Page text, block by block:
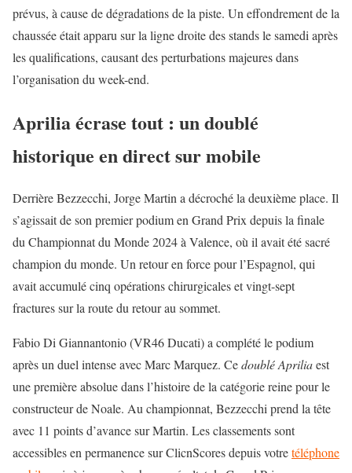
prévus, à cause de dégradations de la piste. Un effondrement de la
chaussée était apparu sur la ligne droite des stands le samedi après
les qualifications, causant des perturbations majeures dans
l’organisation du week-end.
Aprilia écrase tout : un doublé
historique en direct sur mobile
Derrière Bezzecchi, Jorge Martin a décroché la deuxième place. Il
s’agissait de son premier podium en Grand Prix depuis la finale
du Championnat du Monde 2024 à Valence, où il avait été sacré
champion du monde. Un retour en force pour l’Espagnol, qui
avait accumulé cinq opérations chirurgicales et vingt-sept
fractures sur la route du retour au sommet.
Fabio Di Giannantonio (VR46 Ducati) a complété le podium
après un duel intense avec Marc Marquez. Cedoublé Apriliaest
une première absolue dans l’histoire de la catégorie reine pour le
constructeur de Noale. Au championnat, Bezzecchi prend la tête
avec 11 points d’avance sur Martin. Les classements sont
accessibles en permanence sur ClicnScores depuis votretéléphone